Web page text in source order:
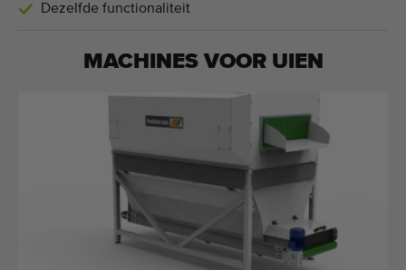
Dezelfde functionaliteit
MACHINES VOOR UIEN